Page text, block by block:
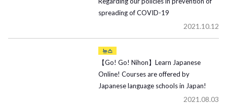
spreading of COVID-19
2021.10.12
뉴스
【Go! Go! Nihon】Learn Japanese
Online! Courses are offered by
Japanese language schools in Japan!
2021.08.03